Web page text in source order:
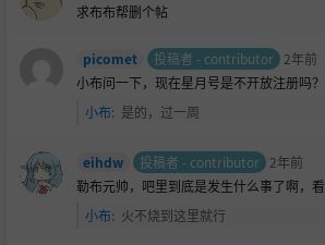
求布布帮删个帖
picomet 投稿者 - contributor 2年前
小布问一下，现在星月号是不开放注册吗？
小布: 是的，过一周
eihdw 投稿者 - contributor 2年前
勒布元帅，吧里到底是发生什么事了啊，看
小布: 火不烧到这里就行